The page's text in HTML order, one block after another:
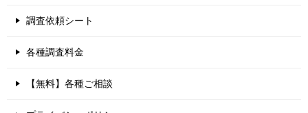
調査依頼シート
各種調査料金
【無料】各種ご相談